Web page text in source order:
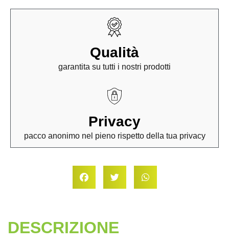
Qualità
garantita su tutti i nostri prodotti
Privacy
pacco anonimo nel pieno rispetto della tua privacy
DESCRIZIONE